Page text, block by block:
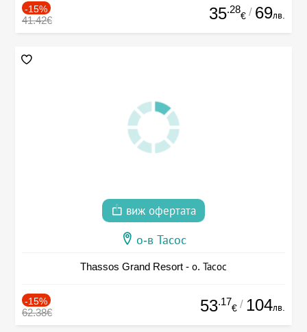
-15%
41.42€ 35.28
€ / 69лв.
виж офертата
о-в Тасос
Thassos Grand Resort - о. Тасос
-15%
62.38€ 53.17
€ / 104лв.